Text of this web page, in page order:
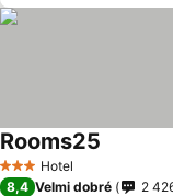
3 Počet hvězdiček
Hotel
Rooms25
8,4 Velmi dobré 2